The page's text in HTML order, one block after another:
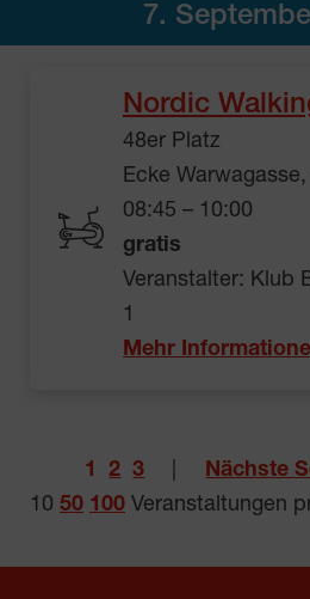
7.
Nordic
48er Platz
Ecke
08:45 – 10:00
gratis
Veranstalter: Klub
1
Mehr
1 2 3 Nächste
10 50 100 Veranstaltungen